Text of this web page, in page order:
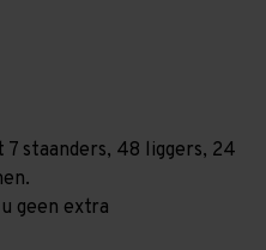
staanders, 48 liggers, 24
geen extra